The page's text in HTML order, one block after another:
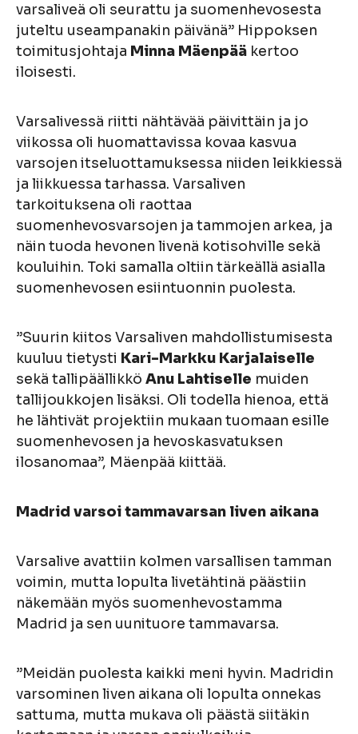
varsaliveä oli seurattu ja suomenhevosesta
juteltu useampanakin päivänä” Hippoksen
toimitusjohtaja Minna Mäenpää kertoo
iloisesti.
Varsalivessä riitti nähtävää päivittäin ja jo
viikossa oli huomattavissa kovaa kasvua
varsojen itseluottamuksessa niiden leikkiessä
ja liikkuessa tarhassa. Varsaliven
tarkoituksena oli raottaa
suomenhevosvarsojen ja tammojen arkea, ja
näin tuoda hevonen livenä kotisohville sekä
kouluihin. Toki samalla oltiin tärkeällä asialla
suomenhevosen esiintuonnin puolesta.
”Suurin kiitos Varsaliven mahdollistumisesta
kuuluu tietysti Kari-Markku Karjalaiselle
sekä tallipäällikkö Anu Lahtiselle muiden
tallijoukkojen lisäksi. Oli todella hienoa, että
he lähtivät projektiin mukaan tuomaan esille
suomenhevosen ja hevoskasvatuksen
ilosanomaa”, Mäenpää kiittää.
Madrid varsoi tammavarsan liven aikana
Varsalive avattiin kolmen varsallisen tamman
voimin, mutta lopulta livetähtinä päästiin
näkemään myös suomenhevostamma
Madrid ja sen uunituore tammavarsa.
”Meidän puolesta kaikki meni hyvin. Madridin
varsominen liven aikana oli lopulta onnekas
sattuma, mutta mukava oli päästä siitäkin